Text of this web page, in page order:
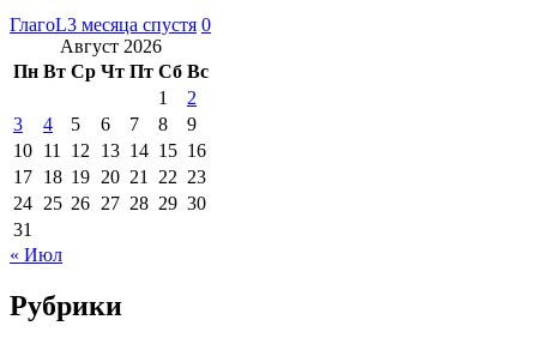
ГлагоL3 месяца спустя 0
Август 2026
Пн Вт Ср Чт Пт Сб Вс
1
2
3
4 5 6 7 8
9
10 11 12 13 14 15 16
17 18 19 20 21 22 23
24 25 26 27 28 29 30
31
« Июл
Рубрики